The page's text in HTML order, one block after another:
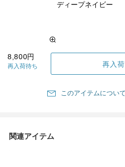
ディープネイビー
8,800円
再入荷待ち 再入
このアイテムについ
関連アイテム